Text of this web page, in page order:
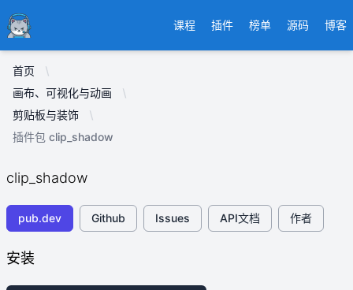
Ducafecat 课程 插件 榜单 源码 博客
首页
画布、可视化与动画
剪贴板与装饰
插件包 clip_shadow
clip_shadow
pub.dev Github Issues API文档 作者
安装